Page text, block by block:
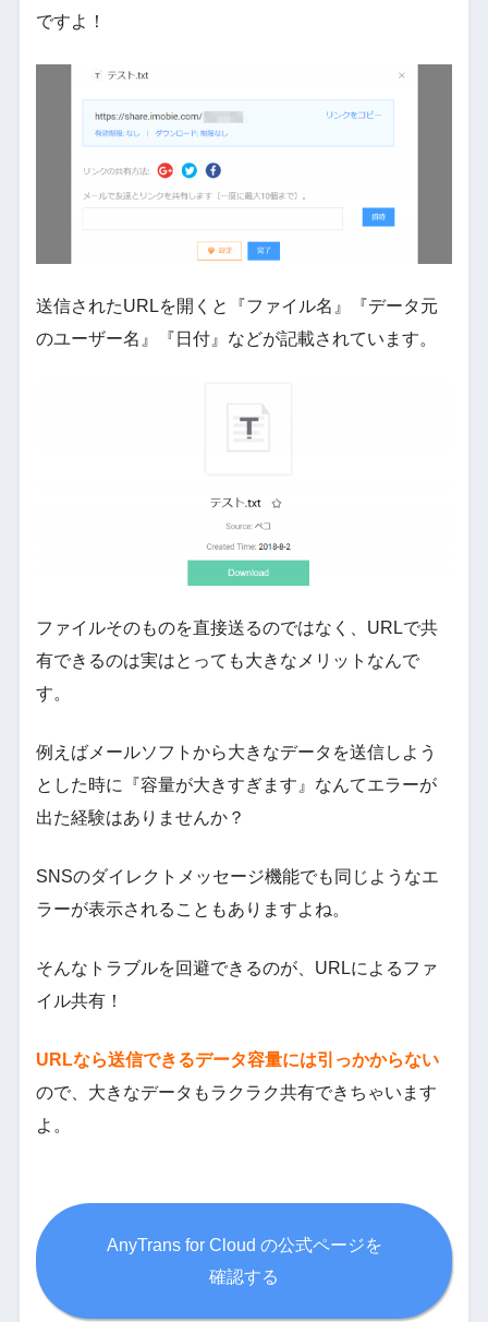
ですよ！
送信されたURLを開くと『ファイル名』『データ元
のユーザー名』『日付』などが記載されています。
ファイルそのものを直接送るのではなく、URLで共
有できるのは実はとっても大きなメリットなんで
す。
例えばメールソフトから大きなデータを送信しよう
とした時に『容量が大きすぎます』なんてエラーが
出た経験はありませんか？
SNSのダイレクトメッセージ機能でも同じようなエ
ラーが表示されることもありますよね。
そんなトラブルを回避できるのが、URLによるファ
イル共有！
URLなら送信できるデータ容量には引っかからない
ので、大きなデータもラクラク共有できちゃいます
よ。
AnyTrans for Cloud の公式ページを
確認する